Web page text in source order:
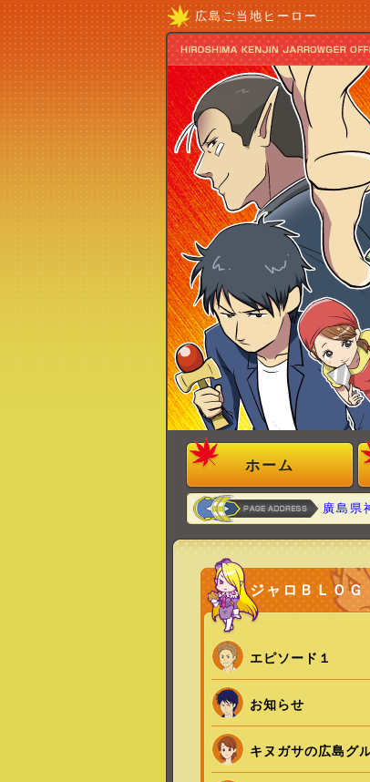
広島ご当地ヒーロー
ホーム
廣島県
ジャロＢＬＯＧ
エピソード１
お知らせ
キヌガサの広島グ